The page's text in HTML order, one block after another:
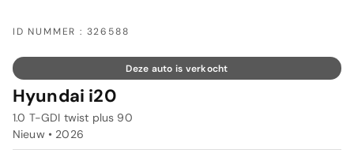
ID NUMMER : 326588
Deze auto is verkocht
Hyundai i20
1.0 T-GDI twist plus 90
Nieuw • 2026